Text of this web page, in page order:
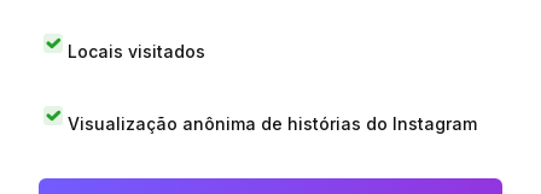
Locais visitados
Visualização anônima de histórias do Instagram